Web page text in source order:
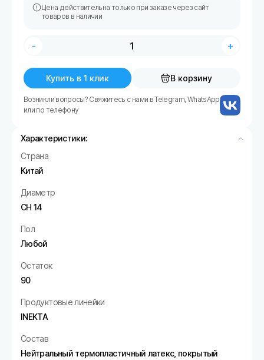
Цена действительна только при заказе через сайт
товаров в наличии
- +
Купить в 1 клик В корзину
Возникли вопросы? Свяжитесь с нами в Telegram, WhatsApp
или по телефону
Характеристики:
Страна
Китай
Диаметр
CH 14
Пол
Любой
Остаток
90
Продуктовые линейки
INEKTA
Состав
Нейтральный термопластичный латекс, покрытый